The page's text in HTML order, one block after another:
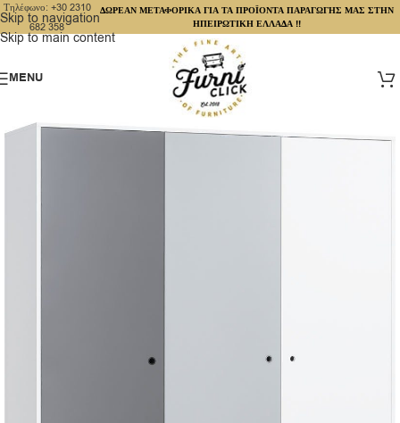
Skip to navigation
Skip to main content
Τηλέφωνο: +30 2310
682 358
ΔΩΡΕΑΝ ΜΕΤΑΦΟΡΙΚΑ ΓΙΑ ΤΑ ΠΡΟΪΟΝΤΑ ΠΑΡΑΓΩΓΗΣ ΜΑΣ ΣΤΗΝ
ΗΠΕΙΡΩΤΙΚΗ ΕΛΛΑΔΑ !!
MENU